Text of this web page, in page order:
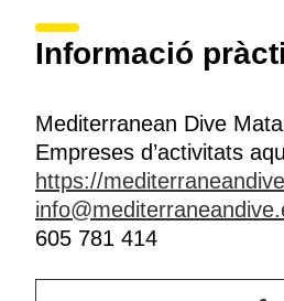
Informació
Mediterranean Dive
Empreses d’activitats
https://
605 781 414